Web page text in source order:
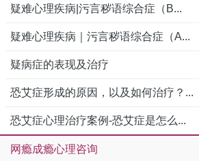
疑难心理疾病|污言秽语综合症（B...
疑难心理疾病｜污言秽语综合症（A...
疑病症的表现及治疗
恐艾症形成的原因，以及如何治疗？...
恐艾症心理治疗案例-恐艾症是怎么...
网瘾成瘾心理咨询